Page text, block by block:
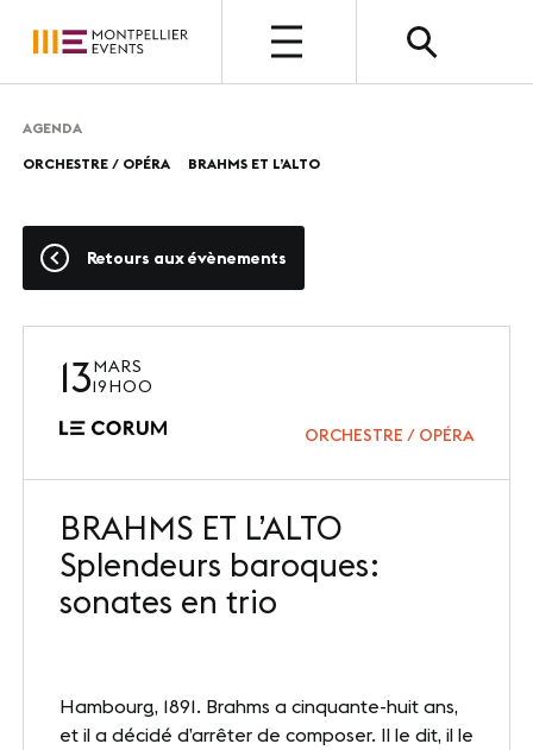
QUI SOMMES-NOUS ?
Nos métiers
Nos valeurs
Nos équipes
Photothèque
NOUS CHOISIR
Nos sites
Notre destination
Le Club
AGENDA
ORCHESTRE / OPÉRA
BRAHMS ET L’ALTO
Retours aux évènements
13MARS
19H00
ORCHESTRE / OPÉRA
BRAHMS ET L’ALTO
Splendeurs baroques :
sonates en trio
Hambourg, 1891. Brahms a cinquante-huit ans,
et il a décidé d’arrêter de composer. Il le dit, il le